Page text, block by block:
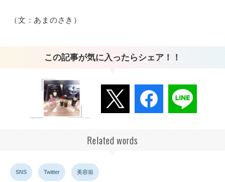
（文：あまのさき）
この記事が気に入ったらシェア！！
Related words
SNS Twitter 美容垢